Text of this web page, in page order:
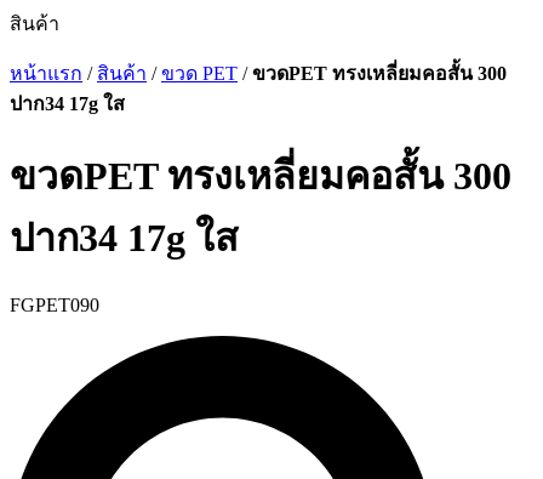
สินค้า
หน้าแรก / สินค้า /ขวด PET /ขวดPET ทรงเหลี่ยมคอสั้น 300
ปาก34 17g ใส
ขวดPET ทรงเหลี่ยมคอสั้น 300
ปาก34 17g ใส
FGPET090